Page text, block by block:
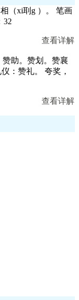
（xi刵g ）。 笔画
32
查看详解
赞助。赞划。赞襄
：赞礼。 夸奖，
查看详解